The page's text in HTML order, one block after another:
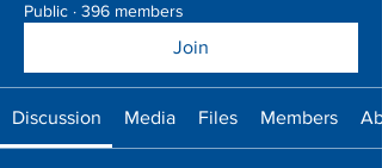
Public · 396 members
Join
Discussion Media Files Members